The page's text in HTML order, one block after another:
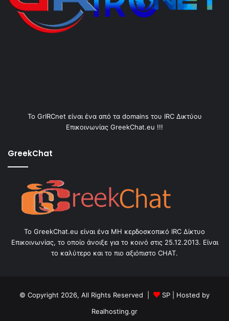
Το GrIRCnet είναι ένα από τα domains του IRC Δικτύου
Επικοινωνίας GreekChat.eu !!!
GreekChat
Το GreekChat.eu είναι ένα ΜΗ κερδοσκοπικό IRC Δίκτυο
Επικοινωνίας, το οποίο άνοιξε για το κοινό στις 25.12.2013. Είναι
το καλύτερο και το πιο αξιόπιστο CHAT.
© Copyright 2026, All Rights Reserved | SP | Hosted by
Realhosting.gr